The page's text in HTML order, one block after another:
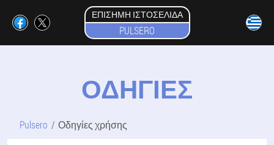
ΕΠΊΣΗΜΗ ΙΣΤΟΣΕΛΊΔΑ
PULSERO
ΟΔΗΓΊΕΣ
Pulsero Οδηγίες χρήσης